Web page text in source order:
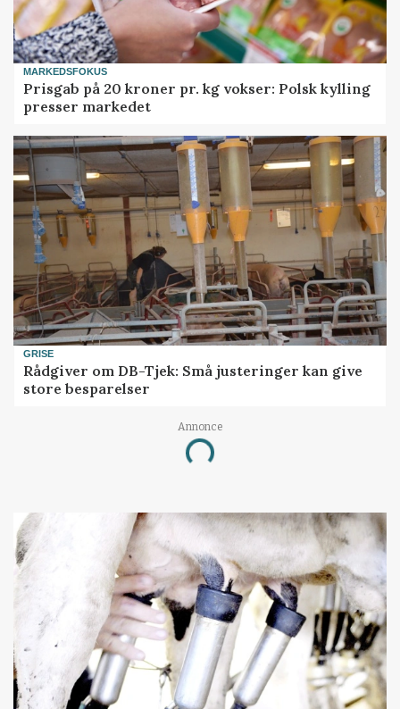
MARKEDSFOKUS
Prisgab på 20 kroner pr. kg vokser: Polsk kylling
presser markedet
GRISE
Rådgiver om DB-Tjek: Små justeringer kan give
store besparelser
Annonce
Loading...